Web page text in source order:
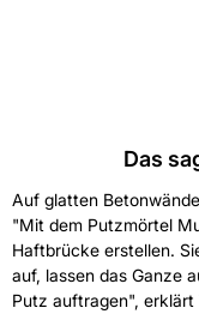
Das
Auf glatten
"Mit dem Putzmörtel
Haftbrücke erstellen.
auf, lassen das Ganze
Putz auftragen", erklärt